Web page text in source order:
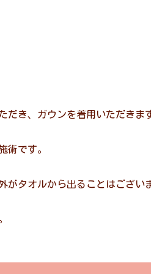
き、ガウンを着用いただきま
術です。
がタオルから出ることはござ